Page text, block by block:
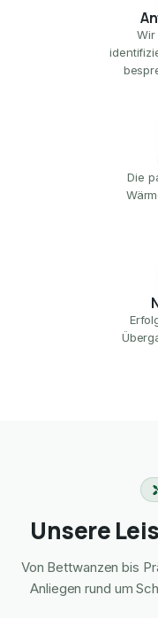
Wir
Die
Unsere
Von Bettwanzen bis
Anliegen rund um